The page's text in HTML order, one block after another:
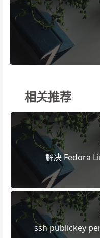
相关推荐
解决 Fedora
ssh publickey